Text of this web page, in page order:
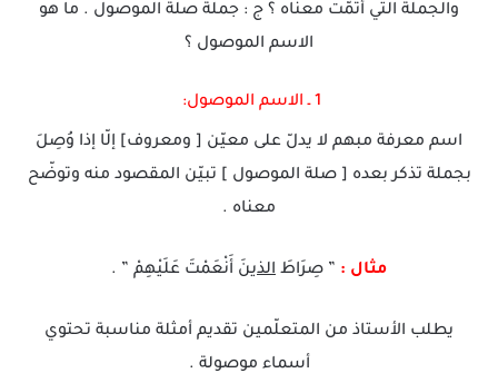
والجملة التي أتمّت معناه ؟ ج : جملة صلة الموصول . ما هو
الاسم الموصول ؟
1 ـ الاسم الموصول:
اسم معرفة مبهم لا يدلّ على معيّن [ ومعروف] إلّا إذا وُصِلَ
بجملة تذكر بعده [ صلة الموصول ] تبيّن المقصود منه وتوضّح
معناه .
مثال : ” صِرَاطَ الذينَ أَنْعَمْتَ عَلَيْهِمْ ” .
يطلب الأستاذ من المتعلّمين تقديم أمثلة مناسبة تحتوي
أسماء موصولة .